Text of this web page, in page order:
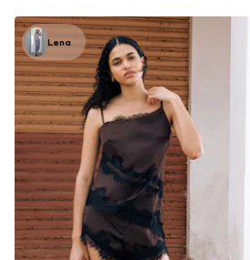
Lena